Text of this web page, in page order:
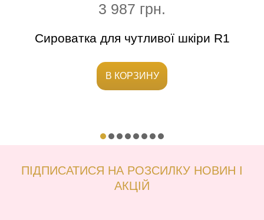
3 987 грн.
Сироватка для чутливої шкіри R1
В КОРЗИНУ
ПІДПИСАТИСЯ НА РОЗСИЛКУ НОВИН І
АКЦІЙ